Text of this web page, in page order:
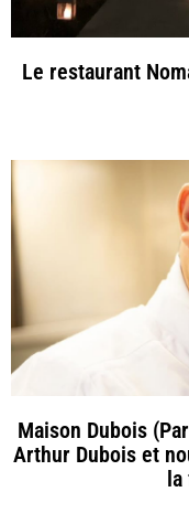
Le restaurant
Maison Dubois
Arthur Dubois et
la